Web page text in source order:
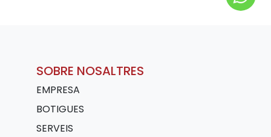
SOBRE NOSALTRES
EMPRESA
BOTIGUES
SERVEIS